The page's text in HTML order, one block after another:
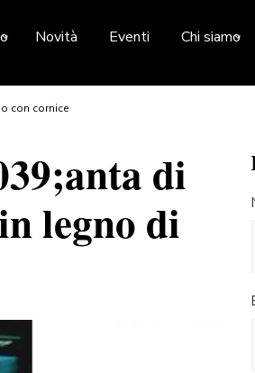
Novità Eventi Chi siamo
con cornice
di
legno di